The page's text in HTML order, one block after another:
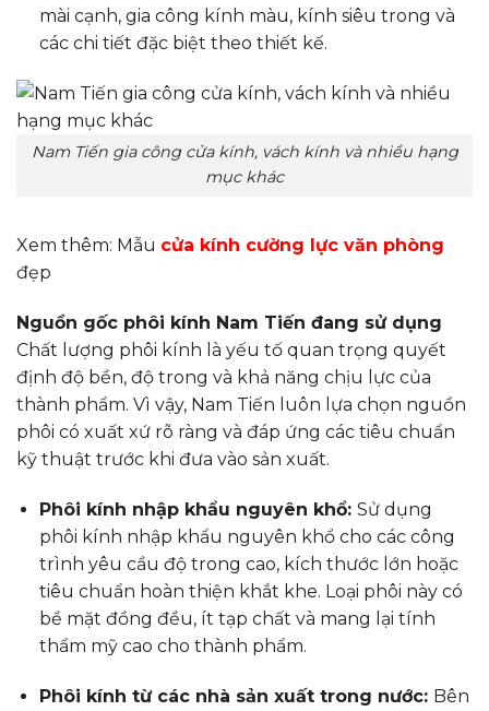
mài cạnh, gia công kính màu, kính siêu trong và
các chi tiết đặc biệt theo thiết kế.
Nam Tiến gia công cửa kính, vách kính và nhiều hạng
mục khác
Xem thêm: Mẫu cửa kính cường lực văn phòng
đẹp
Nguồn gốc phôi kính Nam Tiến đang sử dụng
Chất lượng phôi kính là yếu tố quan trọng quyết
định độ bền, độ trong và khả năng chịu lực của
thành phẩm. Vì vậy, Nam Tiến luôn lựa chọn nguồn
phôi có xuất xứ rõ ràng và đáp ứng các tiêu chuẩn
kỹ thuật trước khi đưa vào sản xuất.
Phôi kính nhập khẩu nguyên khổ: Sử dụng
phôi kính nhập khẩu nguyên khổ cho các công
trình yêu cầu độ trong cao, kích thước lớn hoặc
tiêu chuẩn hoàn thiện khắt khe. Loại phôi này có
bề mặt đồng đều, ít tạp chất và mang lại tính
thẩm mỹ cao cho thành phẩm.
Phôi kính từ các nhà sản xuất trong nước: Bên